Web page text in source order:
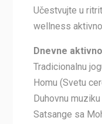
Učestvujte u
wellness
Dnevne
Tradicionalnu
Homu (Svetu
Duhovnu muziku
Satsange sa